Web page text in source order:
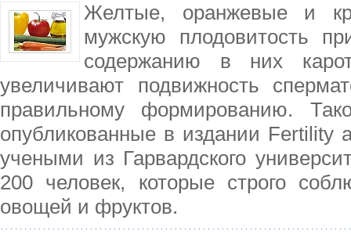
Желтые, оранжевые и
мужскую плодовитость
содержанию в них
увеличивают подвижность
правильному формированию.
опубликованные в издании Fertility
учеными из Гарвардского
200 человек, которые строго
овощей и фруктов.